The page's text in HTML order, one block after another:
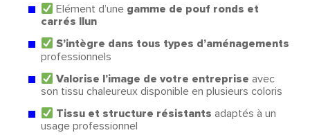
Elément d’une gamme de pouf ronds et
carrés Ilun
S’intègre dans tous types d’aménagements
professionnels
Valorise l’image de votre entreprise avec
son tissu chaleureux disponible en plusieurs coloris
Tissu et structure résistants adaptés à un
usage professionnel